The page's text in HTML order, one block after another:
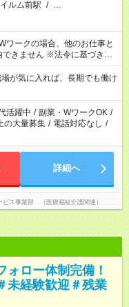
ルム前駅 / …
できません ※法令に基づき、
加入対象となります ※労働者
より、短時間・短期間の就
が気に入れば、長期でも働け
活躍中 / 副業・WワークOK /
の大量募集 / 電話対応なし /
詳細へ
ス事業部 （医療福祉介護関連）
ォロー体制完備！
未経験歓迎＃残業